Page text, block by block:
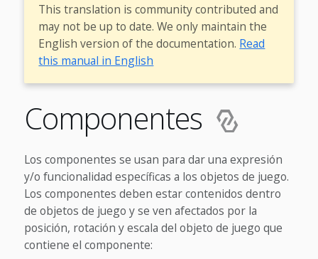
This translation is community contributed and
may not be up to date. We only maintain the
English version of the documentation. Read
this manual in English
Componentes
Los componentes se usan para dar una expresión
y/o funcionalidad específicas a los objetos de juego.
Los componentes deben estar contenidos dentro
de objetos de juego y se ven afectados por la
posición, rotación y escala del objeto de juego que
contiene el componente: